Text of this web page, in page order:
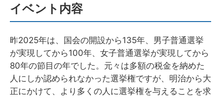
イベント内容
昨2025年は、国会の開設から135年、男子普通選挙
が実現してから100年、女子普通選挙が実現してから
80年の節目の年でした。元々は多額の税金を納めた
人にしか認められなかった選挙権ですが、明治から大
正にかけて、より多くの人に選挙権を与えることを求